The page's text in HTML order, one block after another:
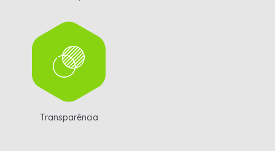
Transparência